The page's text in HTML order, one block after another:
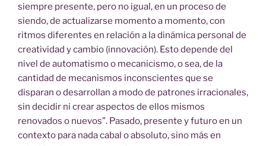
siempre presente, pero no igual, en un proceso de
siendo, de actualizarse momento a momento, con
ritmos diferentes en relación a la dinámica personal de
creatividad y cambio (innovación). Esto depende del
nivel de automatismo o mecanicismo, o sea, de la
cantidad de mecanismos inconscientes que se
disparan o desarrollan a modo de patrones irracionales,
sin decidir ni crear aspectos de ellos mismos
renovados o nuevos”. Pasado, presente y futuro en un
contexto para nada cabal o absoluto, sino más en